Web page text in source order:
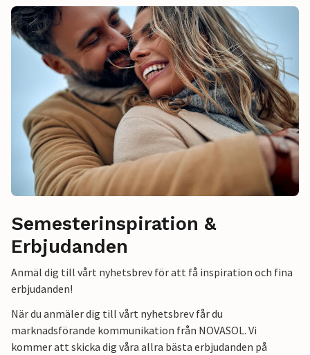
Semesterinspiration &
Erbjudanden
Anmäl dig till vårt nyhetsbrev för att få inspiration och fina
erbjudanden!
När du anmäler dig till vårt nyhetsbrev får du
marknadsförande kommunikation från NOVASOL. Vi
kommer att skicka dig våra allra bästa erbjudanden på